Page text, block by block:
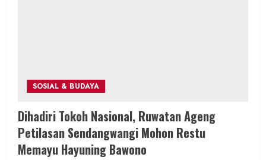
SOSIAL & BUDAYA
Dihadiri Tokoh Nasional, Ruwatan Ageng
Petilasan Sendangwangi Mohon Restu
Memayu Hayuning Bawono